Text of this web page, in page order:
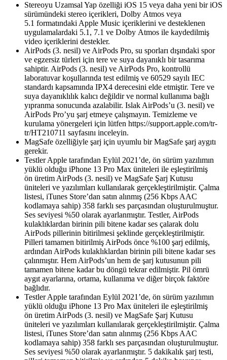
Stereoyu Uzamsal Yap özelliği iOS 15 veya daha yeni bir iOS
sürümündeki stereo içerikleri, Dolby Atmos veya
5.1 formatındaki Apple Music içeriklerini ve desteklenen
uygulamalardaki 5.1, 7.1 ve Dolby Atmos ile kaydedilmiş
video içeriklerini destekler.
AirPods (3. nesil) ve AirPods Pro, su sporları dışındaki spor
ve egzersiz türleri için tere ve suya dayanıklı bir tasarıma
sahiptir. AirPods (3. nesil) ve AirPods Pro, kontrollü
laboratuvar koşullarında test edilmiş ve 60529 sayılı IEC
standardı kapsamında IPX4 derecesini elde etmiştir. Tere ve
suya dayanıklılık kalıcı değildir ve normal kullanıma bağlı
yıpranma sonucunda azalabilir. Islak AirPods’u (3. nesil) ve
AirPods Pro’yu şarj etmeye çalışmayın. Temizleme ve
kurulama yönergeleri için lütfen https://support.apple.com/tr-
tr/HT210711 sayfasını inceleyin.
MagSafe özelliğiyle şarj için uyumlu bir MagSafe şarj aygıtı
gerekir.
Testler Apple tarafından Eylül 2021’de, ön sürüm yazılımın
yüklü olduğu iPhone 13 Pro Max üniteleri ile eşleştirilmiş
ön üretim AirPods (3. nesil) ve MagSafe Şarj Kutusu
üniteleri ve yazılımları kullanılarak gerçekleştirilmiştir. Çalma
listesi, iTunes Store’dan satın alınmış (256 Kbps AAC
kodlamaya sahip) 358 farklı ses parçasından oluşturulmuştur.
Ses seviyesi %50 olarak ayarlanmıştır. Testler, AirPods
kulaklıklardan birinin pili bitene kadar ses çalarak dolu
AirPods pillerinin bitirilmesi şeklinde gerçekleştirilmiştir.
Pilleri tamamen bitirilmiş AirPods önce %100 şarj edilmiş,
ardından AirPods kulaklıklardan birinin pili bitene kadar ses
çalınmıştır. Hem AirPods’un hem de şarj kutusunun pili
tamamen bitene kadar bu döngü tekrar edilmiştir. Pil ömrü
aygıt ayarlarına, ortama, kullanıma ve diğer birçok faktöre
bağlıdır.
Testler Apple tarafından Eylül 2021’de, ön sürüm yazılımın
yüklü olduğu iPhone 13 Pro Max üniteleri ile eşleştirilmiş
ön üretim AirPods (3. nesil) ve MagSafe Şarj Kutusu
üniteleri ve yazılımları kullanılarak gerçekleştirilmiştir. Çalma
listesi, iTunes Store’dan satın alınmış (256 Kbps AAC
kodlamaya sahip) 358 farklı ses parçasından oluşturulmuştur.
Ses seviyesi %50 olarak ayarlanmıştır. 5 dakikalık şarj testi,